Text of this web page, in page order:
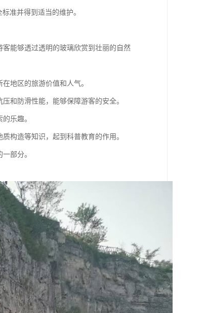
准并得到适当的维护。
能够透过透明的玻璃欣赏到壮丽的自然
地区的旅游价值和人气。
和防滑性能，能够保障游客的安全。
乐趣。
构造等知识，起到科普教育的作用。
部分。